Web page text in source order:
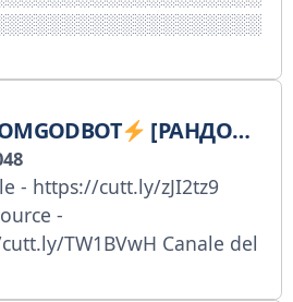
[РАНДОМАЙЗЕР]
- https://cutt.ly/zJI2tz9
-
TW1BVwH Canale del